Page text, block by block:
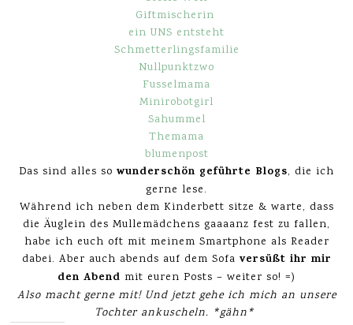
Giftmischerin
ein UNS entsteht
Schmetterlingsfamilie
Nullpunktzwo
Fusselmama
Minirobotgirl
Sahummel
Themama
blumenpost
Das sind alles so wunderschön geführte Blogs, die ich
gerne lese.
Während ich neben dem Kinderbett sitze & warte, dass
die Äuglein des Mullemädchens gaaaanz fest zu fallen,
habe ich euch oft mit meinem Smartphone als Reader
dabei. Aber auch abends auf dem Sofa versüßt ihr mir
den Abend mit euren Posts – weiter so! =)
Also macht gerne mit! Und jetzt gehe ich mich an unsere
Tochter ankuscheln. *gähn*